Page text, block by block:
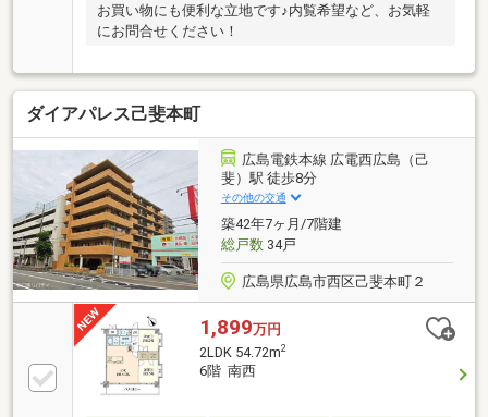
お買い物にも便利な立地です♪内覧希望など、お気軽
にお問合せください！
ダイアパレス己斐本町
広島電鉄本線 広電西広島（己
斐）駅 徒歩8分
その他の交通
築42年7ヶ月/7階建
総戸数34戸
広島県広島市西区己斐本町２
1,899万円
2LDK 54.72m2
6階 南西